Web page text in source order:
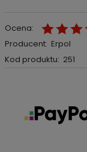
Ocena:
Producent: Erpol
Kod produktu: 251